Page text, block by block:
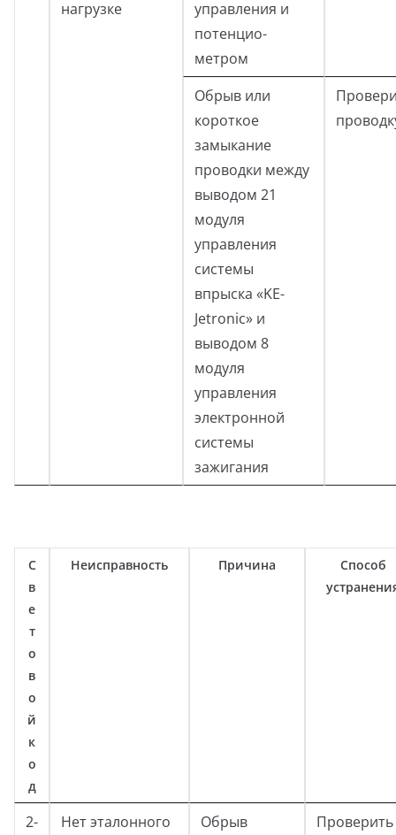
нагрузке
управления и
потенцио-
метром
Обрыв или
короткое
замыкание
проводки между
выводом 21
модуля
управления
системы
впрыска «KE-
Jetronic» и
выводом 8
модуля
управления
электронной
системы
зажигания
С
в
е
т
о
в
о
й
к
о
д
Неисправность Причина
Способ
2-
Нет эталонного
Обрыв
Проверить